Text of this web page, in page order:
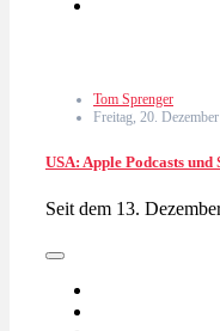
Tom Sprenger
Freitag, 20.
USA: Apple Podcasts
Seit dem 13.